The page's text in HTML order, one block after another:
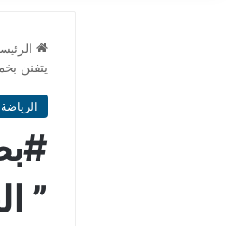
يتفنن
الرياضة
”